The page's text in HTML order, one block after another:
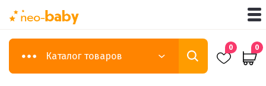
Каталог товаров
0 0